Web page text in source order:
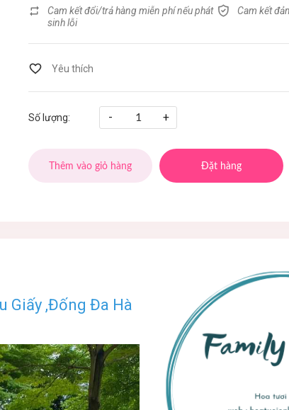
Cam kết đổi/trả hàng miễn phí nếu phát
sinh lỗi
Cam kết
Số lượng: - +
Thêm vào giỏ hàng Đặt hàng
Giấy ,Đống Đa Hà